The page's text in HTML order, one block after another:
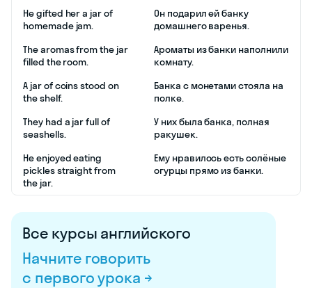
He gifted her a jar of
homemade jam.
Он подарил ей банку
домашнего варенья.
The aromas from the jar
filled the room.
Ароматы из банки наполнили
комнату.
A jar of coins stood on
the shelf.
Банка с монетами стояла на
полке.
They had a jar full of
seashells.
У них была банка, полная
ракушек.
He enjoyed eating
pickles straight from
the jar.
Ему нравилось есть солёные
огурцы прямо из банки.
Все курсы английского
Начните говорить
с первого урока →